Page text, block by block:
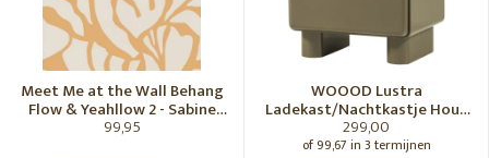
Meet Me at the Wall Behang
Flow & Yeahllow 2 - Sabine
van Vessem
99,95
WOOOD Lustra
Ladekast/Nachtkastje Hout
Hoogglans Groen [Fsc]
299,00
of 99,67 in 3 termijnen